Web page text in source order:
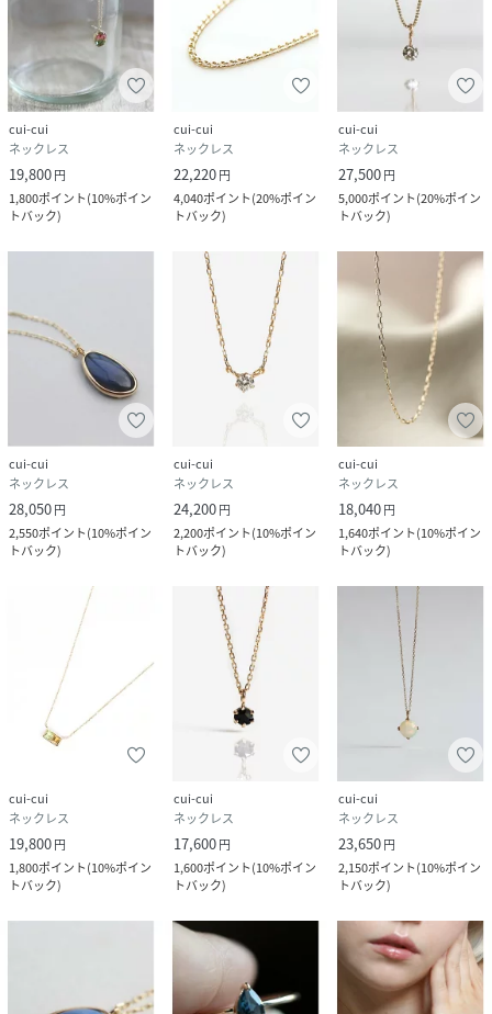
cui-cui
ネックレス
19,800円
1,800ポイント(10%ポイン
トバック)
cui-cui
ネックレス
22,220円
4,040ポイント(20%ポイン
トバック)
cui-cui
ネックレス
27,500円
5,000ポイント(20%ポイン
トバック)
cui-cui
ネックレス
28,050円
2,550ポイント(10%ポイン
トバック)
cui-cui
ネックレス
24,200円
2,200ポイント(10%ポイン
トバック)
cui-cui
ネックレス
18,040円
1,640ポイント(10%ポイン
トバック)
cui-cui
ネックレス
19,800円
1,800ポイント(10%ポイン
トバック)
cui-cui
ネックレス
17,600円
1,600ポイント(10%ポイン
トバック)
cui-cui
ネックレス
23,650円
2,150ポイント(10%ポイン
トバック)